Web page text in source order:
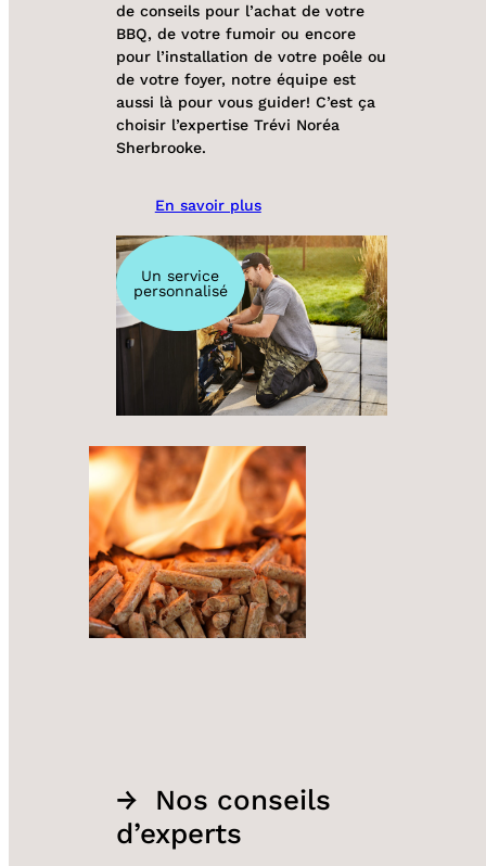
de conseils pour l’achat de votre
BBQ, de votre fumoir ou encore
pour l’installation de votre poêle ou
de votre foyer, notre équipe est
aussi là pour vous guider! C’est ça
choisir l’expertise Trévi Noréa
Sherbrooke.
En savoir plus
Un service
personnalisé
Nos conseils
d’experts